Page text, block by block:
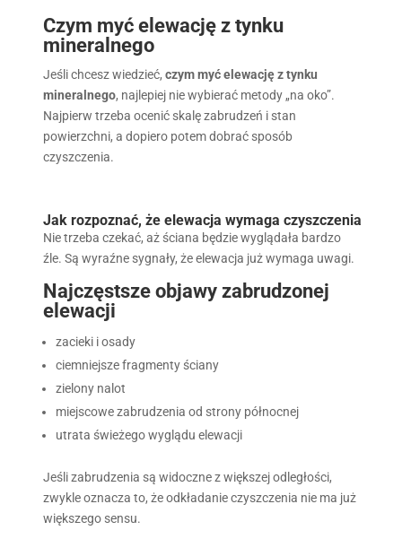
Czym myć elewację z tynku
mineralnego
Jeśli chcesz wiedzieć, czym myć elewację z tynku
mineralnego, najlepiej nie wybierać metody „na oko”.
Najpierw trzeba ocenić skalę zabrudzeń i stan
powierzchni, a dopiero potem dobrać sposób
czyszczenia.
Jak rozpoznać, że elewacja wymaga czyszczenia
Nie trzeba czekać, aż ściana będzie wyglądała bardzo
źle. Są wyraźne sygnały, że elewacja już wymaga uwagi.
Najczęstsze objawy zabrudzonej
elewacji
zacieki i osady
ciemniejsze fragmenty ściany
zielony nalot
miejscowe zabrudzenia od strony północnej
utrata świeżego wyglądu elewacji
Jeśli zabrudzenia są widoczne z większej odległości,
zwykle oznacza to, że odkładanie czyszczenia nie ma już
większego sensu.